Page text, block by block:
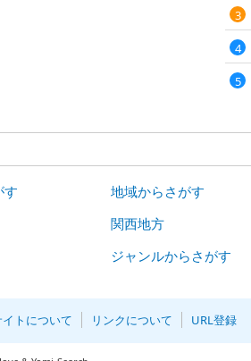
す 地域からさがす
関西地方
ジャンルからさがす
トについて リンクについて URL登録